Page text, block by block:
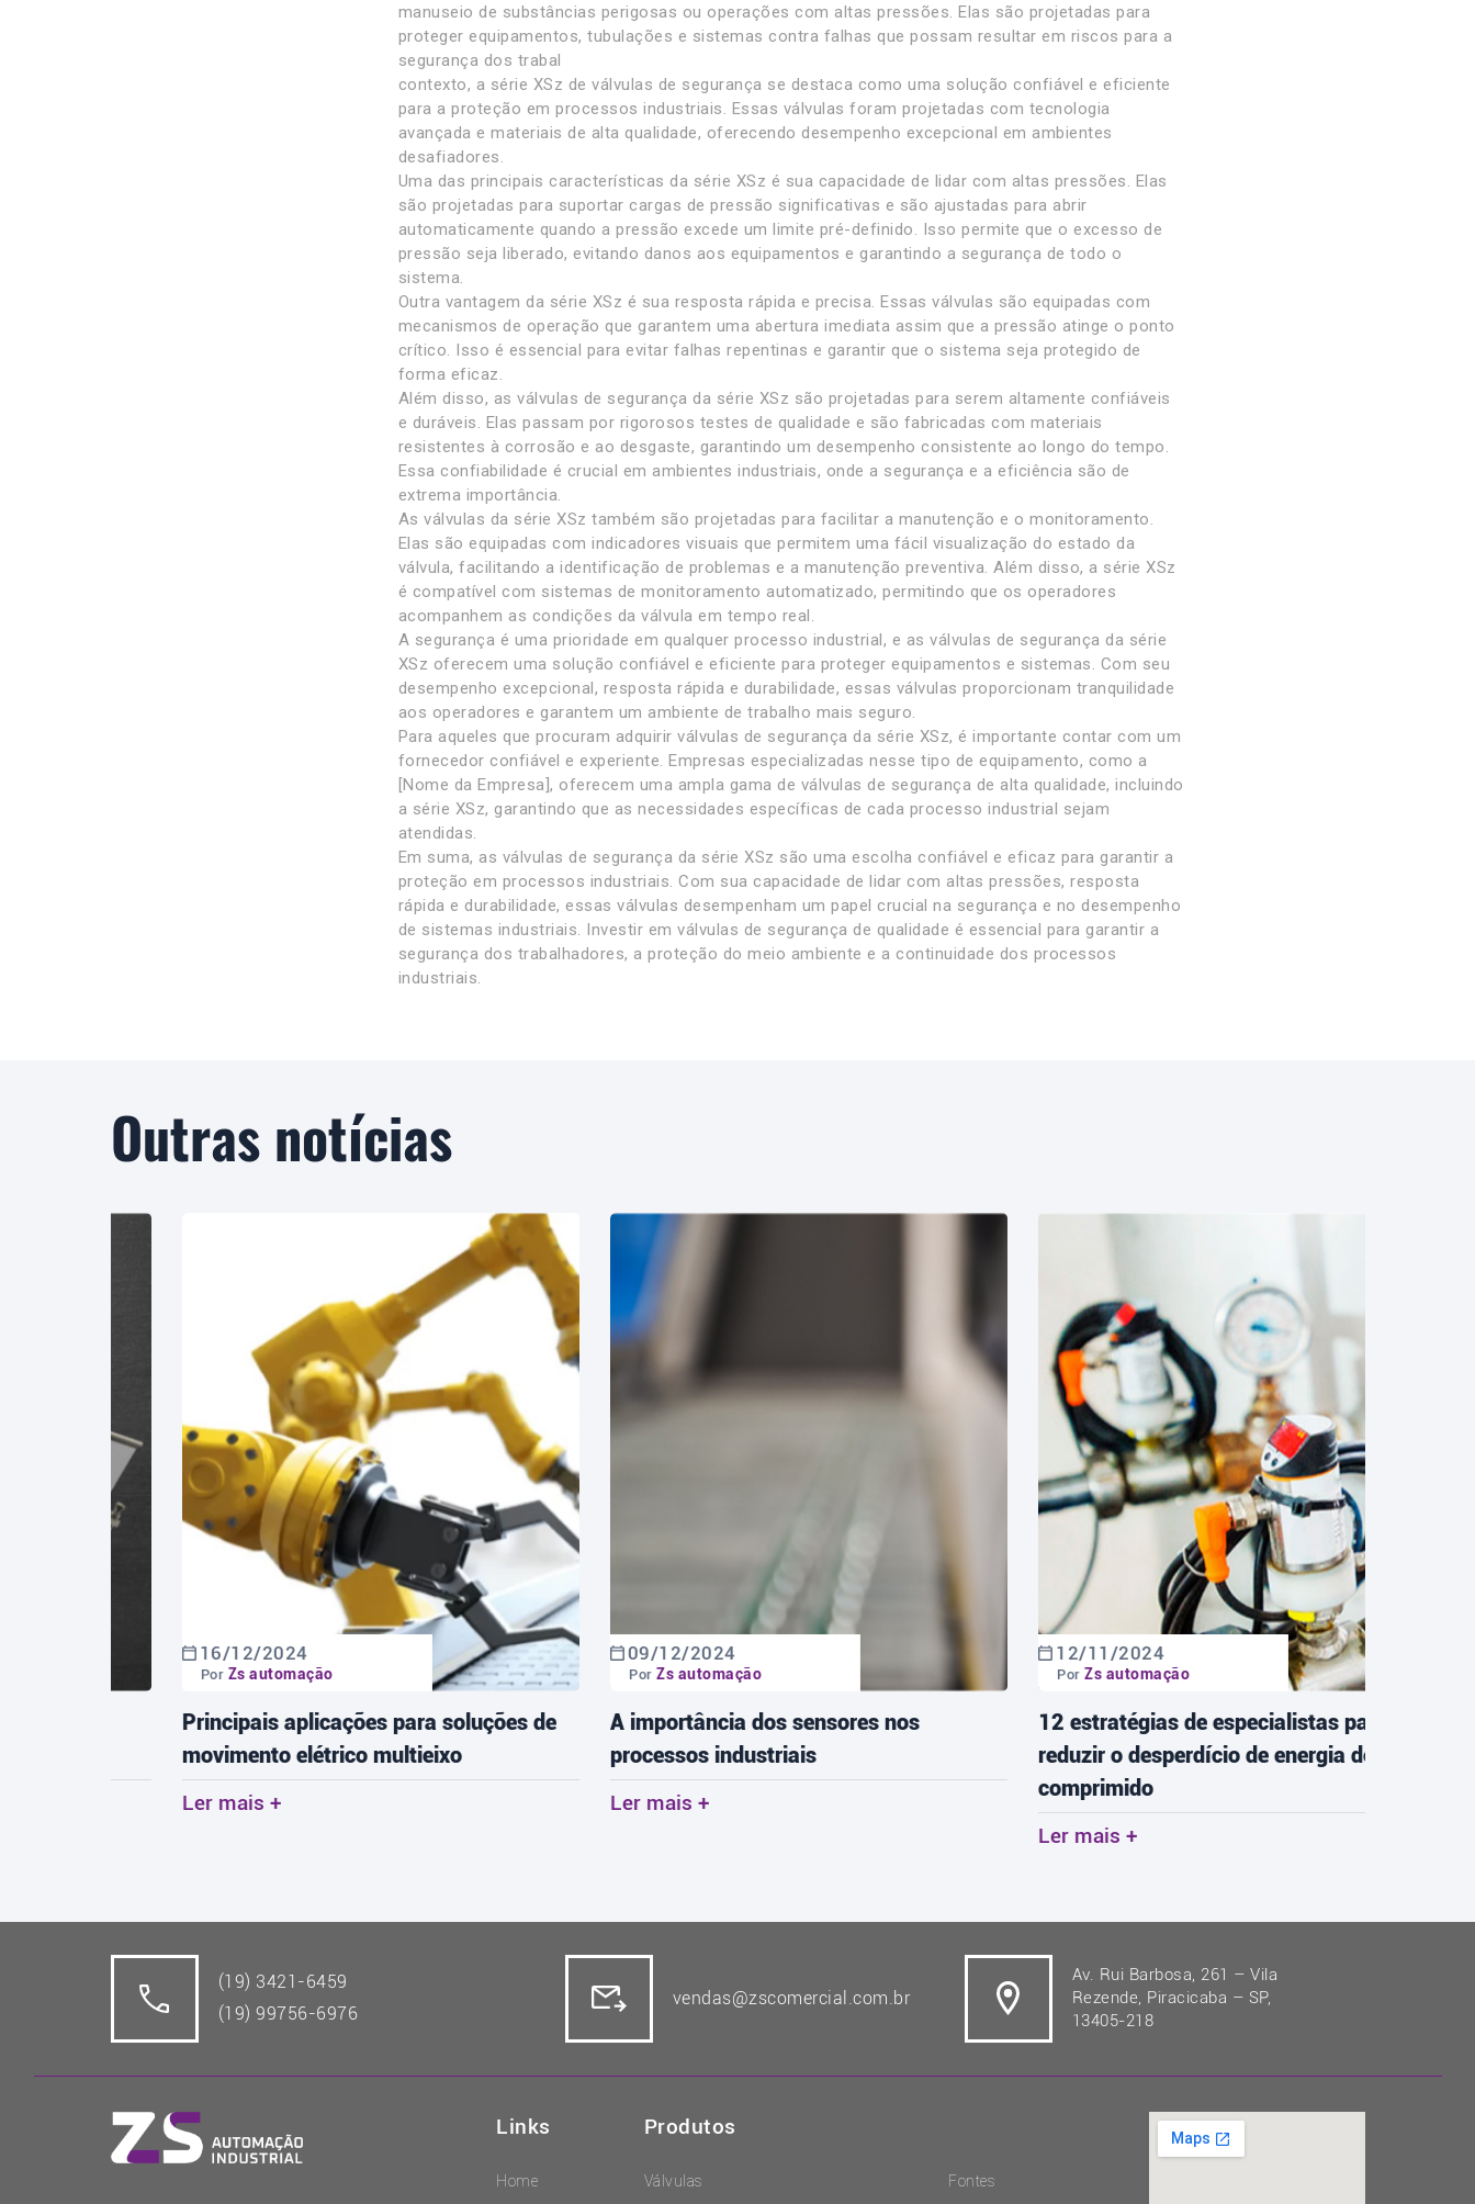
manuseio de substâncias perigosas ou operações com altas pressões. Elas são projetadas para
proteger equipamentos, tubulações e sistemas contra falhas que possam resultar em riscos para a
segurança dos trabal
contexto, a série XSz de válvulas de segurança se destaca como uma solução confiável e eficiente
para a proteção em processos industriais. Essas válvulas foram projetadas com tecnologia
avançada e materiais de alta qualidade, oferecendo desempenho excepcional em ambientes
desafiadores.
Uma das principais características da série XSz é sua capacidade de lidar com altas pressões. Elas
são projetadas para suportar cargas de pressão significativas e são ajustadas para abrir
automaticamente quando a pressão excede um limite pré-definido. Isso permite que o excesso de
pressão seja liberado, evitando danos aos equipamentos e garantindo a segurança de todo o
sistema.
Outra vantagem da série XSz é sua resposta rápida e precisa. Essas válvulas são equipadas com
mecanismos de operação que garantem uma abertura imediata assim que a pressão atinge o ponto
crítico. Isso é essencial para evitar falhas repentinas e garantir que o sistema seja protegido de
forma eficaz.
Além disso, as válvulas de segurança da série XSz são projetadas para serem altamente confiáveis
e duráveis. Elas passam por rigorosos testes de qualidade e são fabricadas com materiais
resistentes à corrosão e ao desgaste, garantindo um desempenho consistente ao longo do tempo.
Essa confiabilidade é crucial em ambientes industriais, onde a segurança e a eficiência são de
extrema importância.
As válvulas da série XSz também são projetadas para facilitar a manutenção e o monitoramento.
Elas são equipadas com indicadores visuais que permitem uma fácil visualização do estado da
válvula, facilitando a identificação de problemas e a manutenção preventiva. Além disso, a série XSz
é compatível com sistemas de monitoramento automatizado, permitindo que os operadores
acompanhem as condições da válvula em tempo real.
A segurança é uma prioridade em qualquer processo industrial, e as válvulas de segurança da série
XSz oferecem uma solução confiável e eficiente para proteger equipamentos e sistemas. Com seu
desempenho excepcional, resposta rápida e durabilidade, essas válvulas proporcionam tranquilidade
aos operadores e garantem um ambiente de trabalho mais seguro.
Para aqueles que procuram adquirir válvulas de segurança da série XSz, é importante contar com um
fornecedor confiável e experiente. Empresas especializadas nesse tipo de equipamento, como a
[Nome da Empresa], oferecem uma ampla gama de válvulas de segurança de alta qualidade, incluindo
a série XSz, garantindo que as necessidades específicas de cada processo industrial sejam
atendidas.
Em suma, as válvulas de segurança da série XSz são uma escolha confiável e eficaz para garantir a
proteção em processos industriais. Com sua capacidade de lidar com altas pressões, resposta
rápida e durabilidade, essas válvulas desempenham um papel crucial na segurança e no desempenho
de sistemas industriais. Investir em válvulas de segurança de qualidade é essencial para garantir a
segurança dos trabalhadores, a proteção do meio ambiente e a continuidade dos processos
industriais.
Outras notícias
16/12/2024
Zs automação
Principais aplicações para soluções de
movimento elétrico multieixo
Ler mais +
09/12/2024
Por Zs automação
A importância dos sensores nos
processos industriais
Ler mais +
12/11/2024
Zs automação
12 estratégias de especialistas para
reduzir o desperdício de energia do ar
comprimido
Ler mais +
(19) 3421-6459
(19) 99756-6976
vendas@zscomercial.com.br
Av. Rui Barbosa, 261 – Vila
Rezende, Piracicaba – SP,
13405-218
Links
Home
Produtos
Válvulas
Fontes